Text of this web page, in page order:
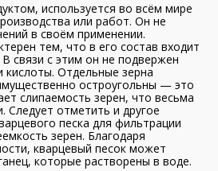
используется во всём мире
или работ. Он не
в своём применении.
тем, что в его состав входит
связи с этим он не подвержен
Отдельные зерна
остроугольны — это
слипаемость зерен, что весьма
Следует отметить и другое
песка для фильтрации
зерен. Благодаря
кварцевый песок может
которые растворены в воде.